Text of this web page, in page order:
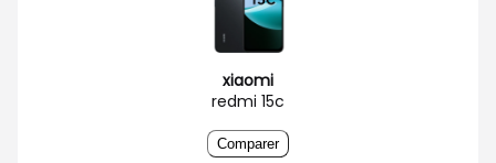
xiaomi
redmi 15c
Comparer